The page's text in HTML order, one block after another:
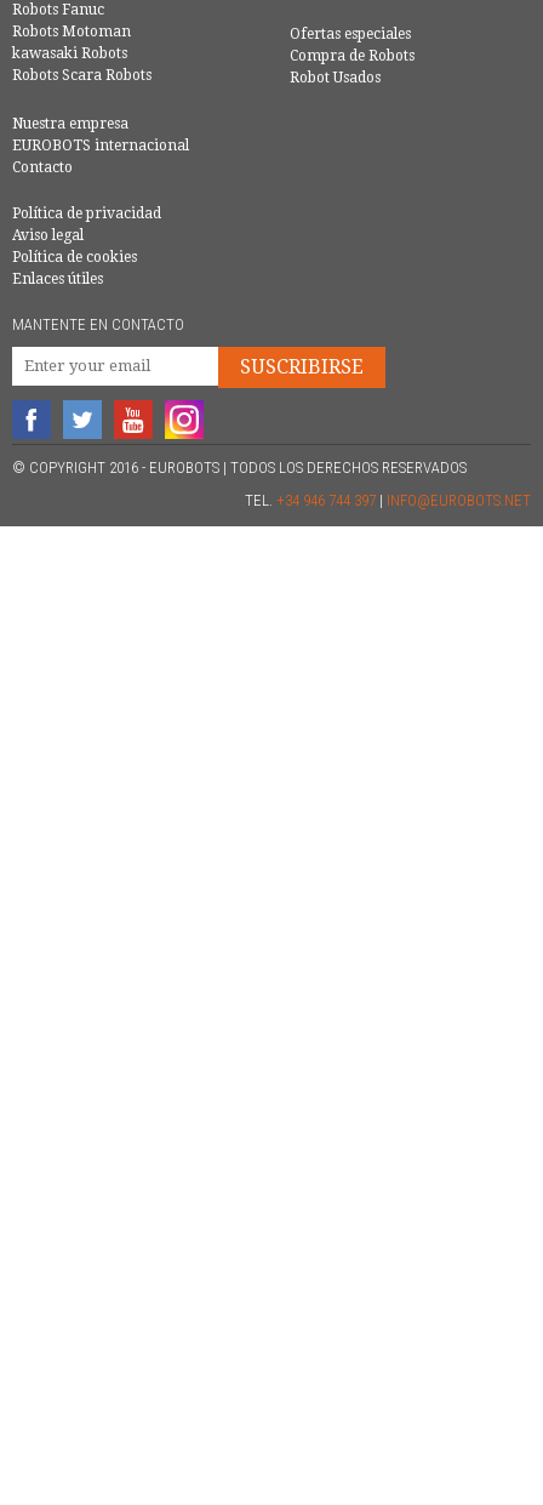
Robots Fanuc
Robots Motoman
kawasaki Robots
Robots Scara Robots
Ofertas especiales
Compra de Robots
Robot Usados
Nuestra empresa
EUROBOTS internacional
Contacto
Política de privacidad
Aviso legal
Política de cookies
Enlaces útiles
MANTENTE EN CONTACTO
SUSCRIBIRSE
© COPYRIGHT 2016 - EUROBOTS | TODOS LOS DERECHOS RESERVADOS
TEL. +34 946 744 397 | INFO@EUROBOTS.NET